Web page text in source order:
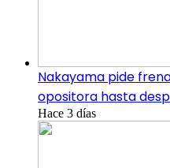
Nakayama pide
opositora hasta
Hace 3 días